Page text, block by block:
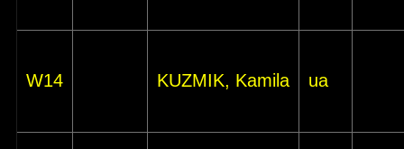
W14 KUZMIK, Kamila ua